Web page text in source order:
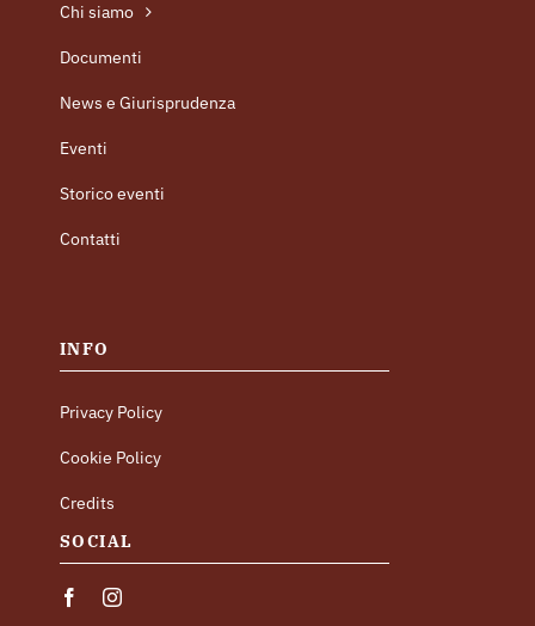
Chi siamo
Documenti
News e Giurisprudenza
Eventi
Storico eventi
Contatti
INFO
Privacy Policy
Cookie Policy
Credits
SOCIAL